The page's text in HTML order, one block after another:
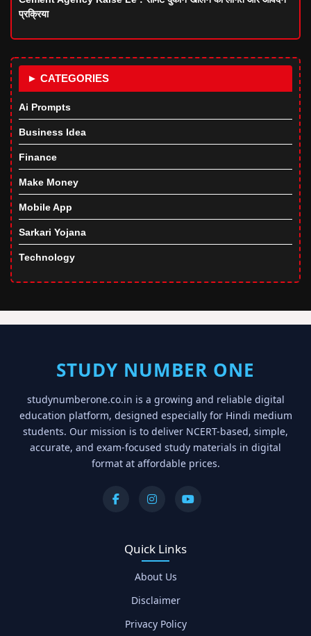
प्रक्रिया
► CATEGORIES
Ai Prompts
Business Idea
Finance
Make Money
Mobile App
Sarkari Yojana
Technology
STUDY NUMBER ONE
studynumberone.co.in is a growing and reliable digital
education platform, designed especially for Hindi medium
students. Our mission is to deliver NCERT-based, simple,
accurate, and exam-focused study materials in digital
format at affordable prices.
Quick Links
About Us
Disclaimer
Privacy Policy